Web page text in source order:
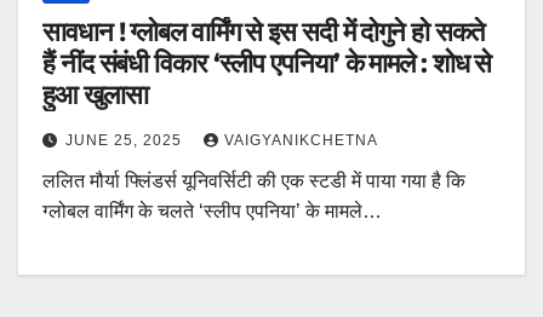
सावधान ! ग्लोबल वार्मिंग से इस सदी में दोगुने हो सकते
हैं नींद संबंधी विकार ‘स्लीप एपनिया’ के मामले : शोध से
हुआ खुलासा
JUNE 25, 2025 VAIGYANIKCHETNA
ललित मौर्या फ्लिंडर्स यूनिवर्सिटी की एक स्टडी में पाया गया है कि
ग्लोबल वार्मिंग के चलते ‘स्लीप एपनिया’ के मामले…